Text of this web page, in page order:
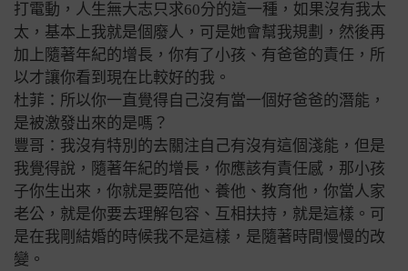
打電動，人生無大志只求60分的這一種，如果沒有我太
太，基本上我就是個廢人，可是她會幫我規劃，然後再
加上隨著年紀的增長，你有了小孩、有爸爸的責任，所
以才讓你看到現在比較好的我。
杜菲：所以你一直覺得自己沒有當一個好爸爸的潛能，
是被激發出來的是嗎？
豐哥：我沒有特別的去關注自己有沒有這個淺能，但是
我覺得說，隨著年紀的增長，你應該有責任感，那小孩
子你生出來，你就是要陪他、養他、教育他，你當人家
老公，就是你要去理解包容、互相扶持，就是這樣。可
是在我剛結婚的時候我不是這樣，是隨著時間慢慢的改
變。